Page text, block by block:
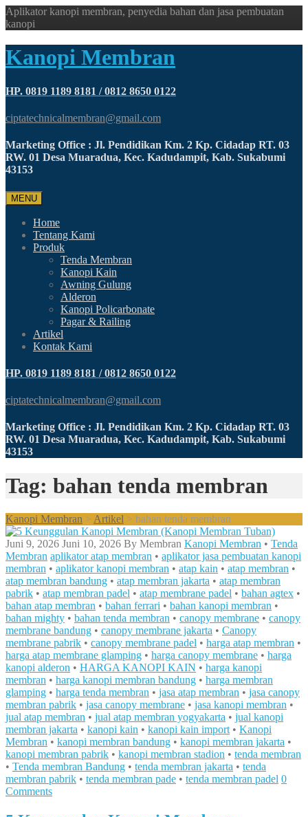
Aplikator kanopi membran, penyedia bahan dan jasa pembuatan
kanopi
Kanopi Membran
HP. 0819 1189 8181 / 0812 8650 0122
ciptatechnicalmembran@gmail.com
Marketing Office : Jl. Pendidikan Km. 2 Kp. Cidadap RT. 03
RW. 01 Desa Muaradua, Kec. Kadudampit, Kab. Sukabumi
43153
MENU
Home
Tentang Kami
Produk
Tenda Membran
Kanopi Kain
Awning Gulung
Alderon
Kanopi Policarbonate
Pagar & Railing
Artikel
Kontak Kami
HP. 0819 1189 8181 / 0812 8650 0122
ciptatechnicalmembran@gmail.com
Marketing Office : Jl. Pendidikan Km. 2 Kp. Cidadap RT. 03
RW. 01 Desa Muaradua, Kec. Kadudampit, Kab. Sukabumi
43153
Tag: bahan tenda membran
Kanopi Membran > Artikel > bahan tenda membran
Juni 9, 2026 Juni 10, 2026 By Membran Kanopi Membran • Tenda
Membran aplikator atap membran • aplikator jasa pembuatan kanopi
membran • aplikator kanopi membran • atap kain • atap membran •
atap membran bandung • atap membran jakarta • atap membran
pabrik • atap membran padel • atap membrane padel • bahan agtex •
bahan atap membran • bahan ferrari • bahan kanopi membran •
bahan mighty • bahan tenda membran • canopy membrane • canopy
membrane bandung • canopy membrane jakarta • Canopy
membrane pabrik • canopy membrane padel • harga atap membran •
harga atap membrane glamping • harga canopy membrane • harga
kanopi alderon • HARGA KANOPI KAIN • harga kanopi
membran • harga kanopi membran bandung • harga membran
glamping • harga tenda membran • jasa atap membran • jasa canopy
membran pabrik • jasa canopy membrane • jasa kanopi membran •
jual atap membran • jual atap membran yogyakarta • jual kanopi
membran jakarta • kanopi kain • kanopi kain import • Kanopi
Membran • kanopi membran bandung • kanopi membran jakarta •
kanopi membran pabrik • kanopi membran stadion • tenda membran
• Tenda membran Bandung • tenda membran jakarta • tenda
membran pabrik • tenda membran pade • tenda membran padel 0
Comments